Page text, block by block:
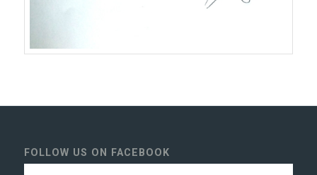
FOLLOW US ON FACEBOOK